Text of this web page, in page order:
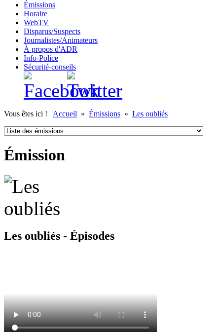
Émissions
Horaire
WebTV
Disparus/Suspects
Journalistes/Animateurs
À propos d'ADR
Info-Police
Sécurité-conseils
Vous êtes ici ! Accueil » Émissions » Les oubliés
Émission
Les oubliés - Épisodes